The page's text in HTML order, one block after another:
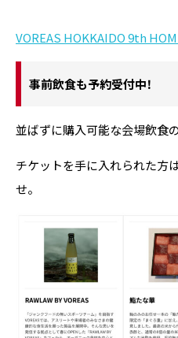
VOREAS HOKKAIDO 9th
事前飲食も予約受付中！
並ばずに購入可能な会場飲食
チケットを手に入れられた方
せ。